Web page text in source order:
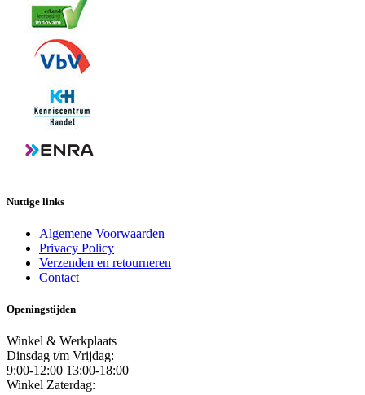
Nuttige links
Algemene Voorwaarden
Privacy Policy
Verzenden en retourneren
Contact
Openingstijden
Winkel & Werkplaats
Dinsdag t/m Vrijdag:
9:00-12:00 13:00-18:00
Winkel Zaterdag: